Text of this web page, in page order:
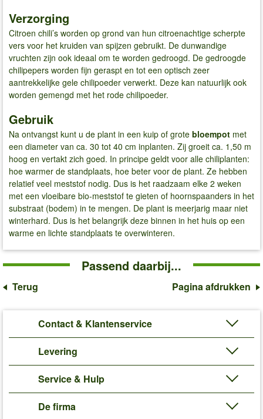
Verzorging
Citroen chili’s worden op grond van hun citroenachtige scherpte
vers voor het kruiden van spijzen gebruikt. De dunwandige
vruchten zijn ook ideaal om te worden gedroogd. De gedroogde
chilipepers worden fijn geraspt en tot een optisch zeer
aantrekkelijke gele chilipoeder verwerkt. Deze kan natuurlijk ook
worden gemengd met het rode chilipoeder.
Gebruik
Na ontvangst kunt u de plant in een kuip of grote bloempot met
een diameter van ca. 30 tot 40 cm inplanten. Zij groeit ca. 1,50 m
hoog en vertakt zich goed. In principe geldt voor alle chiliplanten:
hoe warmer de standplaats, hoe beter voor de plant. Ze hebben
relatief veel meststof nodig. Dus is het raadzaam elke 2 weken
met een vloeibare bio-meststof te gieten of hoornspaanders in het
substraat (bodem) in te mengen. De plant is meerjarig maar niet
winterhard. Dus is het belangrijk deze binnen in het huis op een
warme en lichte standplaats te overwinteren.
Passend daarbij...
Terug Pagina afdrukken
Contact & Klantenservice
Levering
Service & Hulp
De firma